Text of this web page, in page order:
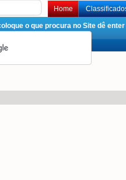
Home
o que procura no Site dê